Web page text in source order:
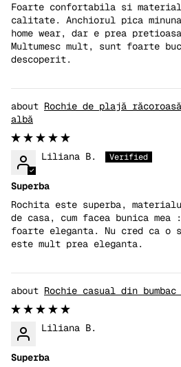
Foarte confortabila si
calitate. Anchiorul pica
home wear, dar e prea
Multumesc mult, sunt foarte
descoperit.
Rochie de plajă
albă
Liliana B.
Superba
Rochita este superba,
de casa, cum facea bunica
foarte eleganta. Nu cred ca
este mult prea eleganta.
Rochie casual din
Liliana B.
Superba